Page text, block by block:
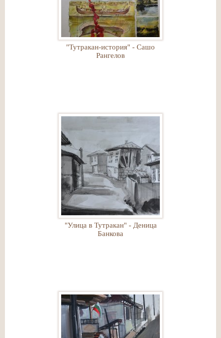
"Тутракан-история" - Сашо
Рангелов
"Улица в Тутракан" - Деница
Банкова